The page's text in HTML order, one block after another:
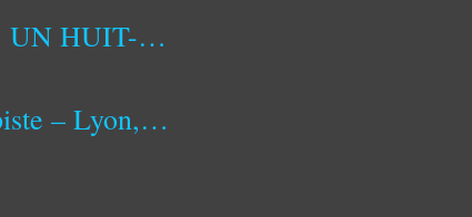
ALIEN, UN HUIT-CLOS SPATIAL INSPIRANT
Jeu de piste – Lyon, ville cinématographique